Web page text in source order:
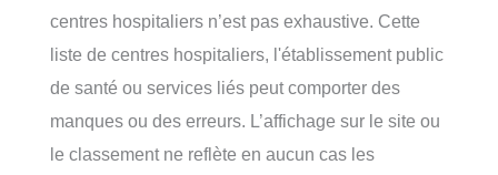
centres hospitaliers n’est pas exhaustive. Cette
liste de centres hospitaliers, l'établissement public
de santé ou services liés peut comporter des
manques ou des erreurs. L’affichage sur le site ou
le classement ne reflète en aucun cas les